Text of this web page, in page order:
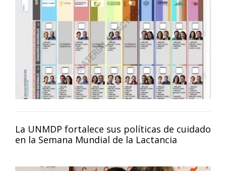
La UNMDP fortalece sus políticas de cuidado
en la Semana Mundial de la Lactancia